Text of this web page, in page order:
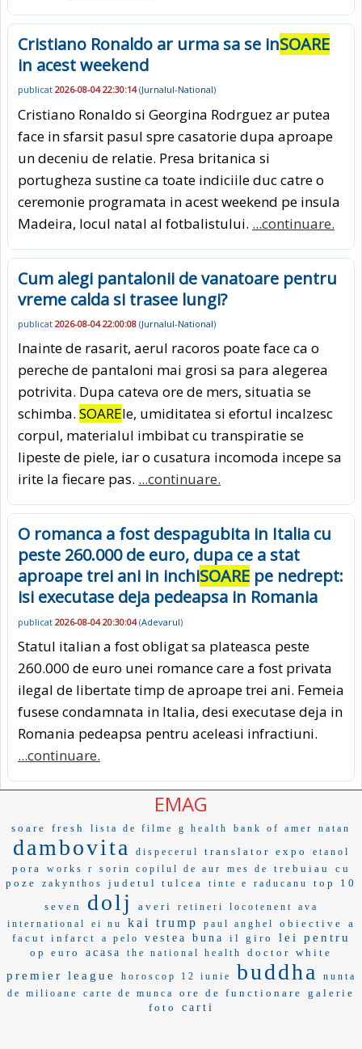
Cristiano Ronaldo ar urma sa se inSOARE
in acest weekend
publicat 2026-08-04 22:30:14(Jurnalul-National)
Cristiano Ronaldo si Georgina Rodrguez ar putea
face in sfarsit pasul spre casatorie dupa aproape
un deceniu de relatie. Presa britanica si
portugheza sustine ca toate indiciile duc catre o
ceremonie programata in acest weekend pe insula
Madeira, locul natal al fotbalistului. ...continuare.
Cum alegi pantalonii de vanatoare pentru
vreme calda si trasee lungi?
publicat 2026-08-04 22:00:08 (Jurnalul-National)
Inainte de rasarit, aerul racoros poate face ca o
pereche de pantaloni mai grosi sa para alegerea
potrivita. Dupa cateva ore de mers, situatia se
schimba. SOAREle, umiditatea si efortul incalzesc
corpul, materialul imbibat cu transpiratie se
lipeste de piele, iar o cusatura incomoda incepe sa
irite la fiecare pas. ...continuare.
O romanca a fost despagubita in Italia cu
peste 260.000 de euro, dupa ce a stat
aproape trei ani in inchiSOARE pe nedrept:
isi executase deja pedeapsa in Romania
publicat 2026-08-04 20:30:04(Adevarul)
Statul italian a fost obligat sa plateasca peste
260.000 de euro unei romance care a fost privata
ilegal de libertate timp de aproape trei ani. Femeia
fusese condamnata in Italia, desi executase deja in
Romania pedeapsa pentru aceleasi infractiuni.
...continuare.
EMAG
soare fresh lista de filme g health bank of amer natan
dambovita dispecerul translator expo etanol
pora works r sorin copilul de aur mes de trebuiau
cu
poze
zakynthos judetul tulcea tinte e raducanu
top 10
seven
dolj averi retineri locotenent
ava
international
ei nu kai trump paul anghel obiective
a
facut infarct
a pelo vestea buna il giro lei pentru
op euro acasa the national health doctor white
premier league horoscop 12 iunie buddha
nunta
de milioane
carte de munca ore de functionare
galerie
foto
carti